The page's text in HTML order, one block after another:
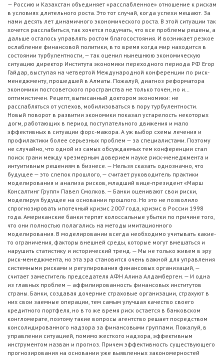
— Россию и Казахстан объединяет «расслабленное» отношение к рискам
в условиях длительного роста. Это тот случай, когда успехи мешают. За
нами десять лет динамичного экономического роста. В этой ситуации так
хочется расслабиться, так хочется подумать, что все проблемы решены, а
дальше осталось управлять ростом благосостояния. И возникает резкое
ослабление финансовой политики, в то время когда мир находится в
состоянии турбулентности, — так оценил нынешнюю экономическую
ситуацию директор Института экономики переходного периода РФ Егор
Гайдар, выступая на четвертой Международной конференции по риск-
менеджменту, прошедшей в Алматы. Пожалуй, диагноз реформатора
экономики постсоветского пространства не только точен, но и…
оптимистичен. Рецепт, выписанный доктором экономики: не
расслабляться от успехов, мобилизоваться в пору турбулентности.
Новый поворот в развитии экономики показал устарелость некоторых
догм, работающих в период поступательного движения и мало
эффективных в ситуации форс-мажора. А уж выбор схемы лечения и
профилактики более серьезных проблем — за специалистами. Поэтому
не случайно, что одной из самых обсуждаемых тем конференции стал
поиск грани между чрезмерным доверием науке риск-менеджмента и
интуитивным решениям в бизнесе. — Нельзя сказать однозначно, что
будущее — это слепок прошлого, — считает руководитель практики
моделирования и анализа рисков, младший вице-президент «Марш
Консалтинг Групп» Павел Смолков. — Банки оценивают свои риски,
моделируя будущее на основании прошлого. Но это не позволило
спрогнозировать ипотечный кризис 2007 года, кризис в России 1998
года. Американские банки терпят колоссальные убытки по причине того,
что они полностью полагались на методы имитационного
моделирования. В моделировании всегда необходимо учитывать какие-
то ограничения, факторы внешней среды, которые могут вмешаться и
нарушить статистику и исторический тренд. — Мы не только живем в эру
риск-менеджмента, но эта эра становится очень важной для управления
системными рисками и регулирования финансовых организаций, —
считает заместитель председателя АФН Алина Алдамберген. — И одна
из главных проблем — аффилиированность финансовых институтов
страны. Банки, создавая дочерние страховые организации, страхуют в
них свои заемные операции, тем самым улучшая качество своего
кредитного портфеля, но в то же время риск остается в банковском
конгломерате, поэтому такие вопросы агентство решает посредством
консолидированного надзора за финансовыми группами. Пожалуй, в
управлении ситуацией, помимо жесткого надзора, эффективным
инструментом назван и прогноз. Причем эффективность существующего
прогнозирования на основании уже выявленных закономерностей